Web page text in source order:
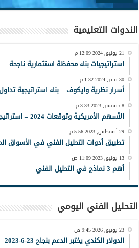
الندوات التعليمية
21 يونيو, 2024 12:09 م
استراتيجيات بناء محفظة استثمارية ناجحة
30 يناير, 2024 1:32 م
أسرار نظرية وايكوف – بناء استراتيجية
8 ديسمبر, 2023 3:33 م
الأسهم الأمريكية وتوقعات 2024 – استراتيجيات وفرص أهم 5 أسهم
29 أغسطس, 2023 5:56 م
تطبيق أدوات التحليل الفني في الأسواق
13 يوليو, 2023 11:09 ص
أهم 3 نماذج في التحليل الفني
التحليل الفني اليومي
23 يونيو, 2026 9:45 ص
الدولار الكندي يختبر الدعم بنجاح 23-6-2023